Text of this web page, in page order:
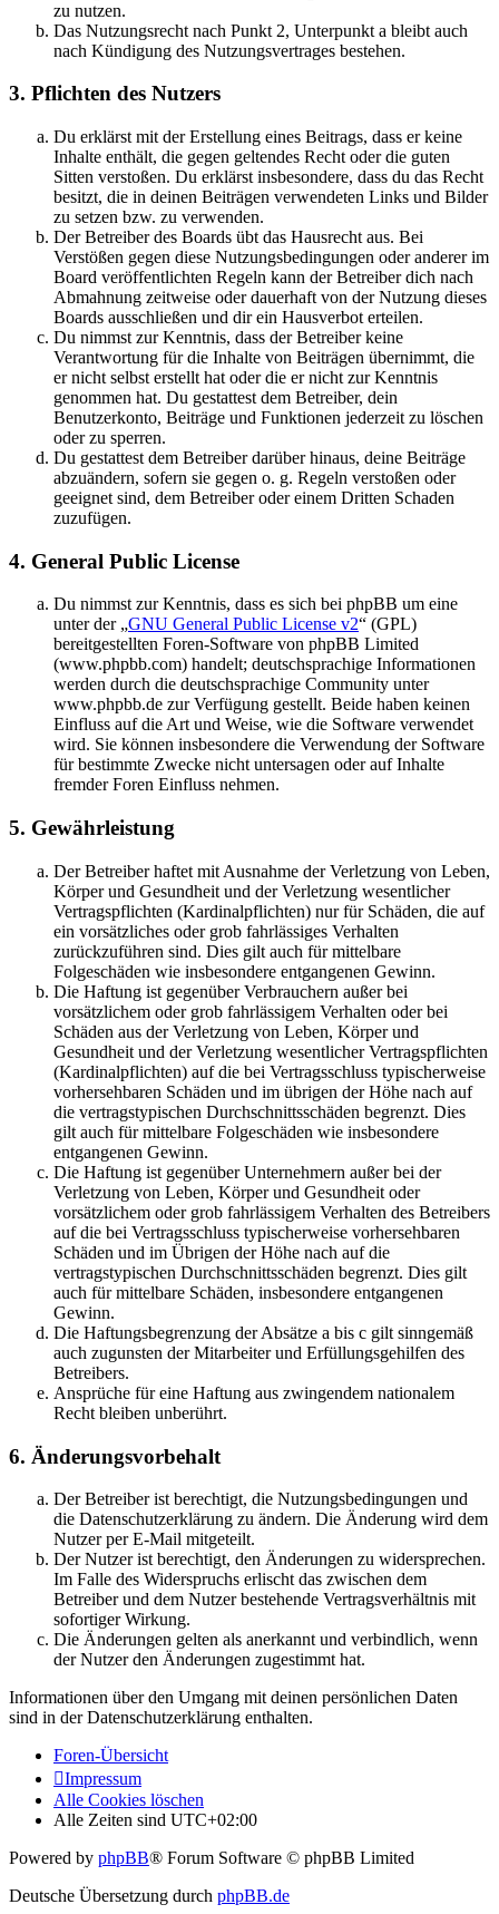
zu nutzen.
Das Nutzungsrecht nach Punkt 2, Unterpunkt a bleibt auch
nach Kündigung des Nutzungsvertrages bestehen.
3. Pflichten des Nutzers
Du erklärst mit der Erstellung eines Beitrags, dass er keine
Inhalte enthält, die gegen geltendes Recht oder die guten
Sitten verstoßen. Du erklärst insbesondere, dass du das Recht
besitzt, die in deinen Beiträgen verwendeten Links und Bilder
zu setzen bzw. zu verwenden.
Der Betreiber des Boards übt das Hausrecht aus. Bei
Verstößen gegen diese Nutzungsbedingungen oder anderer im
Board veröffentlichten Regeln kann der Betreiber dich nach
Abmahnung zeitweise oder dauerhaft von der Nutzung dieses
Boards ausschließen und dir ein Hausverbot erteilen.
Du nimmst zur Kenntnis, dass der Betreiber keine
Verantwortung für die Inhalte von Beiträgen übernimmt, die
er nicht selbst erstellt hat oder die er nicht zur Kenntnis
genommen hat. Du gestattest dem Betreiber, dein
Benutzerkonto, Beiträge und Funktionen jederzeit zu löschen
oder zu sperren.
Du gestattest dem Betreiber darüber hinaus, deine Beiträge
abzuändern, sofern sie gegen o. g. Regeln verstoßen oder
geeignet sind, dem Betreiber oder einem Dritten Schaden
zuzufügen.
4. General Public License
Du nimmst zur Kenntnis, dass es sich bei phpBB um eine
unter der „GNU General Public License v2“ (GPL)
bereitgestellten Foren-Software von phpBB Limited
(www.phpbb.com) handelt; deutschsprachige Informationen
werden durch die deutschsprachige Community unter
www.phpbb.de zur Verfügung gestellt. Beide haben keinen
Einfluss auf die Art und Weise, wie die Software verwendet
wird. Sie können insbesondere die Verwendung der Software
für bestimmte Zwecke nicht untersagen oder auf Inhalte
fremder Foren Einfluss nehmen.
5. Gewährleistung
Der Betreiber haftet mit Ausnahme der Verletzung von Leben,
Körper und Gesundheit und der Verletzung wesentlicher
Vertragspflichten (Kardinalpflichten) nur für Schäden, die auf
ein vorsätzliches oder grob fahrlässiges Verhalten
zurückzuführen sind. Dies gilt auch für mittelbare
Folgeschäden wie insbesondere entgangenen Gewinn.
Die Haftung ist gegenüber Verbrauchern außer bei
vorsätzlichem oder grob fahrlässigem Verhalten oder bei
Schäden aus der Verletzung von Leben, Körper und
Gesundheit und der Verletzung wesentlicher Vertragspflichten
(Kardinalpflichten) auf die bei Vertragsschluss typischerweise
vorhersehbaren Schäden und im übrigen der Höhe nach auf
die vertragstypischen Durchschnittsschäden begrenzt. Dies
gilt auch für mittelbare Folgeschäden wie insbesondere
entgangenen Gewinn.
Die Haftung ist gegenüber Unternehmern außer bei der
Verletzung von Leben, Körper und Gesundheit oder
vorsätzlichem oder grob fahrlässigem Verhalten des Betreibers
auf die bei Vertragsschluss typischerweise vorhersehbaren
Schäden und im Übrigen der Höhe nach auf die
vertragstypischen Durchschnittsschäden begrenzt. Dies gilt
auch für mittelbare Schäden, insbesondere entgangenen
Gewinn.
Die Haftungsbegrenzung der Absätze a bis c gilt sinngemäß
auch zugunsten der Mitarbeiter und Erfüllungsgehilfen des
Betreibers.
Ansprüche für eine Haftung aus zwingendem nationalem
Recht bleiben unberührt.
6. Änderungsvorbehalt
Der Betreiber ist berechtigt, die Nutzungsbedingungen und
die Datenschutzerklärung zu ändern. Die Änderung wird dem
Nutzer per E-Mail mitgeteilt.
Der Nutzer ist berechtigt, den Änderungen zu widersprechen.
Im Falle des Widerspruchs erlischt das zwischen dem
Betreiber und dem Nutzer bestehende Vertragsverhältnis mit
sofortiger Wirkung.
Die Änderungen gelten als anerkannt und verbindlich, wenn
der Nutzer den Änderungen zugestimmt hat.
Informationen über den Umgang mit deinen persönlichen Daten
sind in der Datenschutzerklärung enthalten.
Foren-Übersicht
Impressum
Alle Cookies löschen
Alle Zeiten sind UTC+02:00
Powered by phpBB® Forum Software © phpBB Limited
Deutsche Übersetzung durch phpBB.de